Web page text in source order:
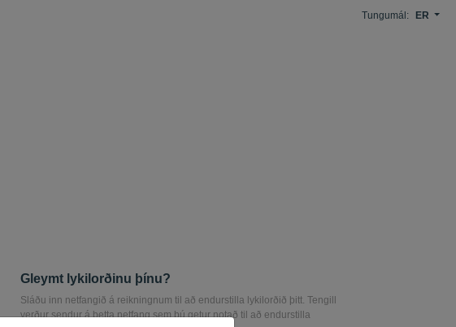
Tungumál: ER
Gleymt lykilorðinu þínu?
Sláðu inn netfangið á reikningnum til að endurstilla lykilorðið þitt. Tengill
verður sendur á þetta netfang sem þú getur notað til að endurstilla